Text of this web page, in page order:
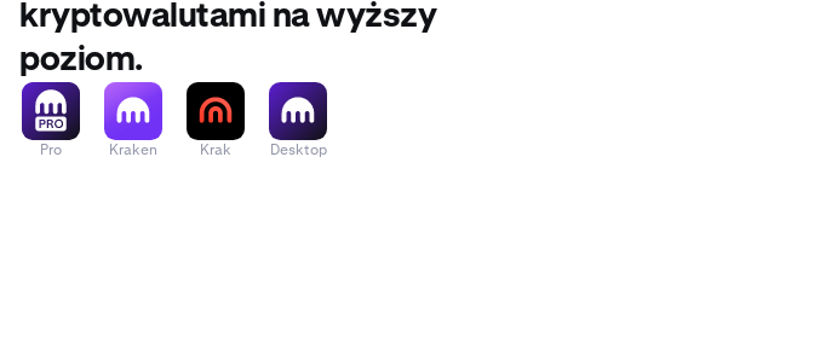
kryptowalutami na wyższy
poziom.
Pro Kraken Krak Desktop